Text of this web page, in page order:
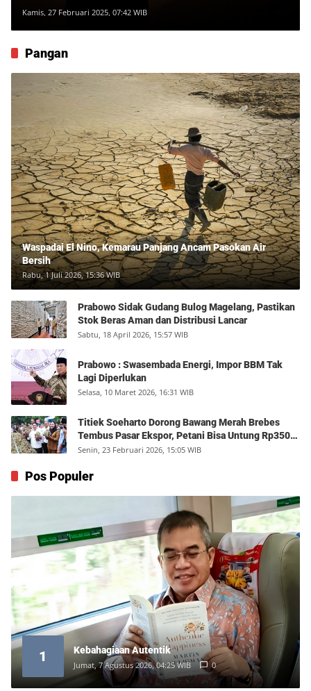
Kamis, 27 Februari 2025, 07:42 WIB
Pangan
Waspadai El Nino, Kemarau Panjang Ancam Pasokan Air
Bersih
Rabu, 1 Juli 2026, 15:36 WIB
Prabowo Sidak Gudang Bulog Magelang, Pastikan
Stok Beras Aman dan Distribusi Lancar
Sabtu, 18 April 2026, 15:57 WIB
Prabowo : Swasembada Energi, Impor BBM Tak
Lagi Diperlukan
Selasa, 10 Maret 2026, 16:31 WIB
Titiek Soeharto Dorong Bawang Merah Brebes
Tembus Pasar Ekspor, Petani Bisa Untung Rp350
Juta per Hektare
Senin, 23 Februari 2026, 15:05 WIB
Pos Populer
1 Kebahagiaan Autentik
Jumat, 7 Agustus 2026, 04:25 WIB 0